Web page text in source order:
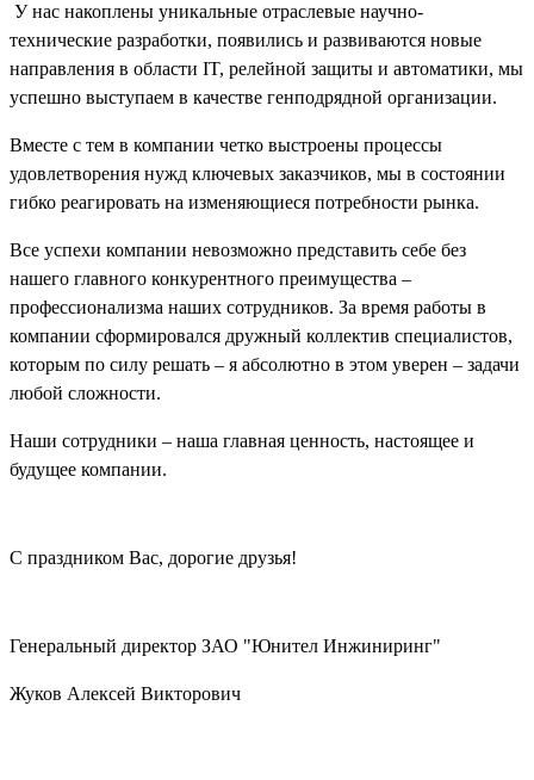
У нас накоплены уникальные отраслевые научно-
технические разработки, появились и развиваются новые
направления в области IT, релейной защиты и автоматики, мы
успешно выступаем в качестве генподрядной организации.
Вместе с тем в компании четко выстроены процессы
удовлетворения нужд ключевых заказчиков, мы в состоянии
гибко реагировать на изменяющиеся потребности рынка.
Все успехи компании невозможно представить себе без
нашего главного конкурентного преимущества –
профессионализма наших сотрудников. За время работы в
компании сформировался дружный коллектив специалистов,
которым по силу решать – я абсолютно в этом уверен – задачи
любой сложности.
Наши сотрудники – наша главная ценность, настоящее и
будущее компании.
С праздником Вас, дорогие друзья!
Генеральный директор ЗАО "Юнител Инжиниринг"
Жуков Алексей Викторович